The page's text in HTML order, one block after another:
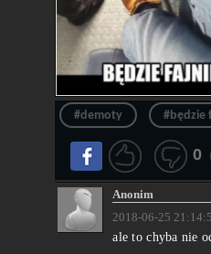
#demoty #będzie
0
Anonim
2018-06-25
ale to chyba nie